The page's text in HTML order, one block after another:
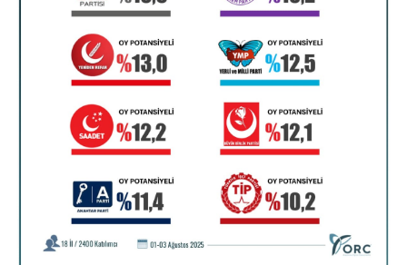
Spor
Teknoloji
Türkiye'nin Gündemi
Yerel Gündem